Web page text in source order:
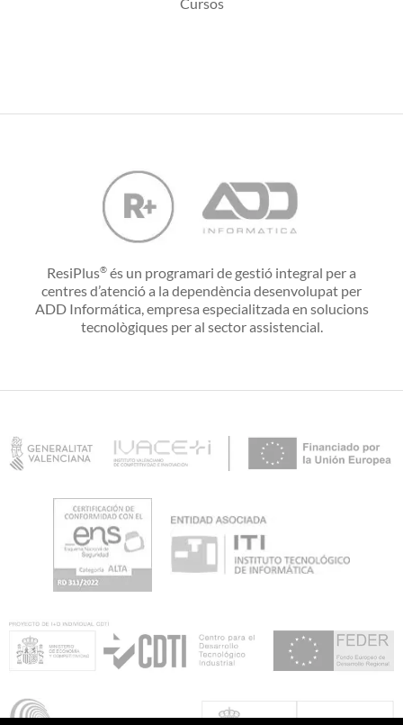
ResiPlus® és un programari de gestió integral per a
centres d’atenció a la dependència desenvolupat per
ADD Informática, empresa especialitzada en solucions
tecnològiques per al sector assistencial.